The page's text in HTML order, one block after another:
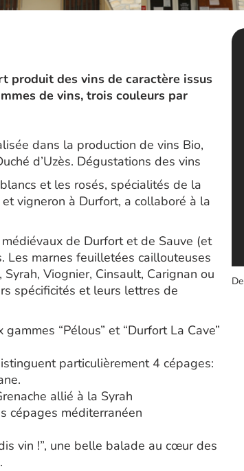
produit des vins de caractère issus
de vins, trois couleurs par
dans la production de vins Bio,
d’Uzès. Dégustations des vins
et les rosés, spécialités de la
vigneron à Durfort, a collaboré à la
de Durfort et de Sauve (et
Les marnes feuilletées caillouteuses
Viognier, Cinsault, Carignan ou
spécificités et leurs lettres de
“Pélous” et “Durfort La Cave”
particulièrement 4 cépages:
allié à la Syrah
cépages méditerranéen
vin !”, une belle balade au cœur des